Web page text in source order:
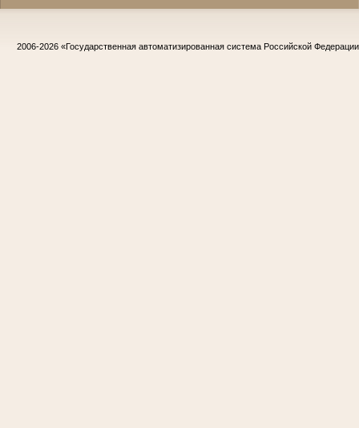
2006-2026 «Государственная автоматизированная система Российской